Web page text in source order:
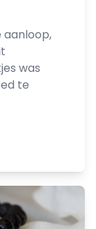
aanloop,
was
te